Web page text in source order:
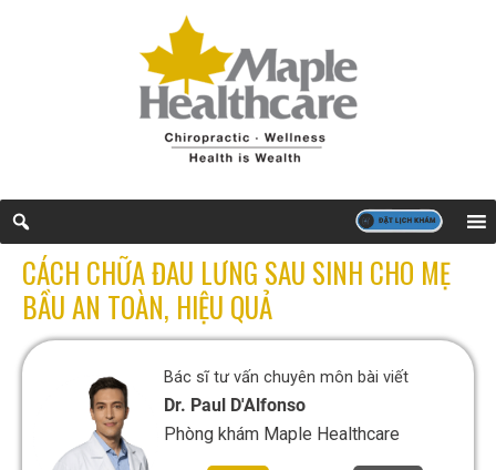
CÁCH CHỮA ĐAU LƯNG SAU SINH CHO MẸ
BẦU AN TOÀN, HIỆU QUẢ
Bác sĩ tư vấn chuyên môn bài viết
Dr. Paul D'Alfonso
Phòng khám Maple Healthcare